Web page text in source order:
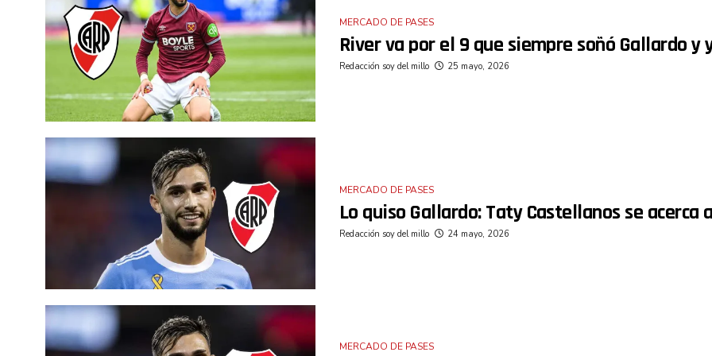
MERCADO DE PASES
River va por el 9 que siempre soñó Gallardo y
Redacción soy del millo 25 mayo, 2026
MERCADO DE PASES
Lo quiso Gallardo: Taty Castellanos se acerca
Redacción soy del millo 24 mayo, 2026
MERCADO DE PASES